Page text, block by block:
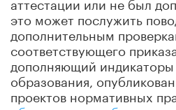
это может послужить
дополнительным
соответствующего
дополняющий
образования,
проектов нормативных